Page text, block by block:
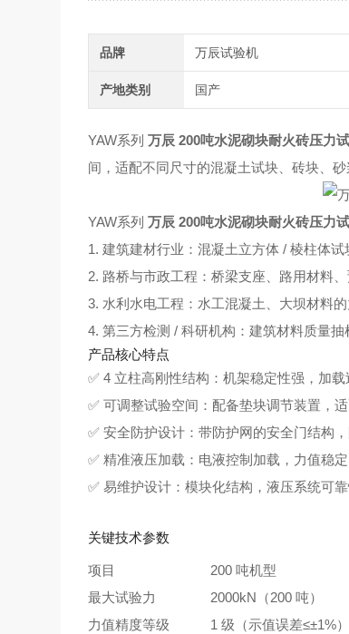
品牌 万辰试验机
产地类别 国产
YAW系列万辰 200吨水泥砌块耐火砖压力
间，适配不同尺寸的混凝土试块、砖块、
YAW系列万辰 200吨水泥砌块耐火砖压力
1. 建筑建材行业：混凝土立方体 / 棱柱体
2. 路桥与市政工程：桥梁支座、路用材料
3. 水利水电工程：水工混凝土、大坝材料
4. 第三方检测 / 科研机构：建筑材料质量
产品核心特点
✅ 4 立柱高刚性结构：机架稳定性强，加
✅ 可调整试验空间：配备垫块调节装置，
✅ 安全防护设计：带防护网的安全门结构
✅ 精准液压加载：电液控制加载，力值稳
✅ 易维护设计：模块化结构，液压系统可
关键技术参数
项目 200 吨机型
最大试验力
2000kN（200 吨）
力值精度等级
1 级（示值误差≤±1%）